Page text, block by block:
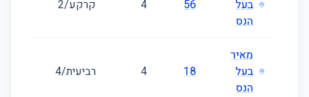
בעל
הנס
56
4 קרקע/2
מאיר
בעל
הנס
18
4 רביעית/4